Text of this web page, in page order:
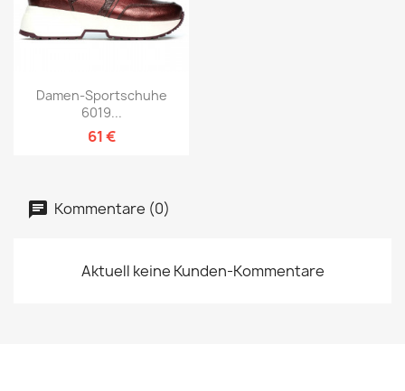
Damen-Sportschuhe
6019...
61 €
Kommentare (0)
Aktuell keine Kunden-Kommentare